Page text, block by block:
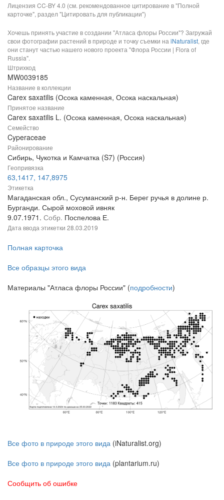
Лицензия CC-BY 4.0 (см. рекомендованное цитирование в "Полной
карточке", раздел "Цитировать для публикации")
Хочешь принять участие в создании "Атласа флоры России"? Загружай
свои фотографии растений в природе и точку съемки на iNaturalist, где
они станут частью нашего нового проекта "Флора России | Flora of
Russia".
Штрихкод
MW0039185
Название в коллекции
Carex saxatilis (Осока каменная, Осока наскальная)
Принятое название
Carex saxatilis L. (Осока каменная, Осока наскальная)
Семейство
Cyperaceae
Районирование
Сибирь, Чукотка и Камчатка (S7) (Россия)
Геопривязка
63,1417, 147,8975
Этикетка
Магаданская обл., Сусуманский р-н. Берег ручья в долине р.
Бурганди. Сырой моховой ивняк
9.07.1971. Собр. Поспелова Е.
Дата ввода этикетки 28.03.2019
Полная карточка
Все образцы этого вида
Материалы "Атласа флоры России" (подробности)
Все фото в природе этого вида (iNaturalist.org)
Все фото в природе этого вида (plantarium.ru)
Сообщить об ошибке